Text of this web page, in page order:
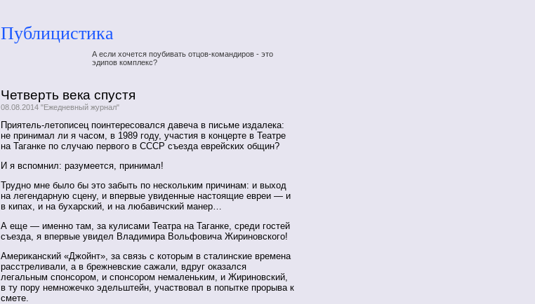
Публицистика
А если хочется поубивать отцов-командиров - это
эдипов комплекс?
Четверть века спустя
08.08.2014 "Ежедневный журнал"
Приятель-летописец поинтересовался давеча в письме издалека:
не принимал ли я часом, в 1989 году, участия в концерте в Театре
на Таганке по случаю первого в СССР съезда еврейских общин?
И я вспомнил: разумеется, принимал!
Трудно мне было бы это забыть по нескольким причинам: и выход
на легендарную сцену, и впервые увиденные настоящие евреи — и
в кипах, и на бухарский, и на любавичский манер…
А еще — именно там, за кулисами Театра на Таганке, среди гостей
съезда, я впервые увидел Владимира Вольфовича Жириновского!
Американский «Джойнт», за связь с которым в сталинские времена
расстреливали, а в брежневские сажали, вдруг оказался
легальным спонсором, и спонсором немаленьким, и Жириновский,
в ту пору немножечко эдельштейн, участвовал в попытке прорыва к
смете.